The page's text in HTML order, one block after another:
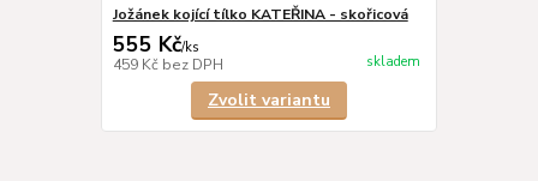
Jožánek kojící tílko KATEŘINA - skořicová
555 Kč/ks
459 Kč bez DPH skladem
Zvolit variantu